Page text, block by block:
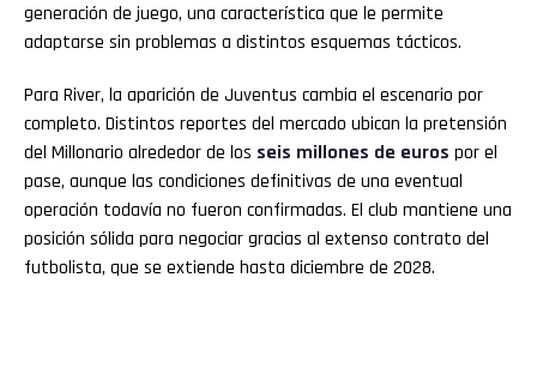
generación de juego, una característica que le permite
adaptarse sin problemas a distintos esquemas tácticos.
Para River, la aparición de Juventus cambia el escenario por
completo. Distintos reportes del mercado ubican la pretensión
del Millonario alrededor de los seis millones de euros por el
pase, aunque las condiciones definitivas de una eventual
operación todavía no fueron confirmadas. El club mantiene una
posición sólida para negociar gracias al extenso contrato del
futbolista, que se extiende hasta diciembre de 2028.